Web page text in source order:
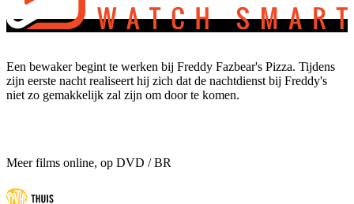
Een bewaker begint te werken bij Freddy Fazbear's Pizza. Tijdens
zijn eerste nacht realiseert hij zich dat de nachtdienst bij Freddy's
niet zo gemakkelijk zal zijn om door te komen.
Meer films online, op DVD / BR